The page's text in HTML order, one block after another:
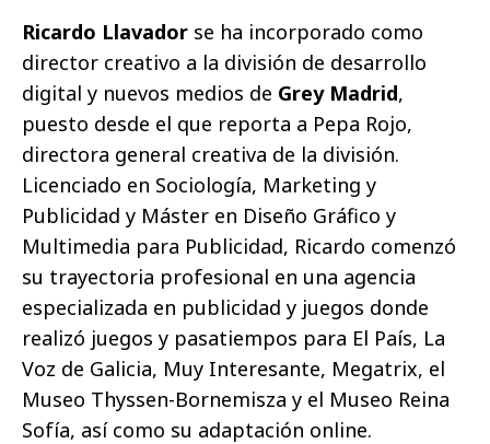
Ricardo Llavador se ha incorporado como
director creativo a la división de desarrollo
digital y nuevos medios de Grey Madrid,
puesto desde el que reporta a Pepa Rojo,
directora general creativa de la división.
Licenciado en Sociología, Marketing y
Publicidad y Máster en Diseño Gráfico y
Multimedia para Publicidad, Ricardo comenzó
su trayectoria profesional en una agencia
especializada en publicidad y juegos donde
realizó juegos y pasatiempos para El País, La
Voz de Galicia, Muy Interesante, Megatrix, el
Museo Thyssen-Bornemisza y el Museo Reina
Sofía, así como su adaptación online.